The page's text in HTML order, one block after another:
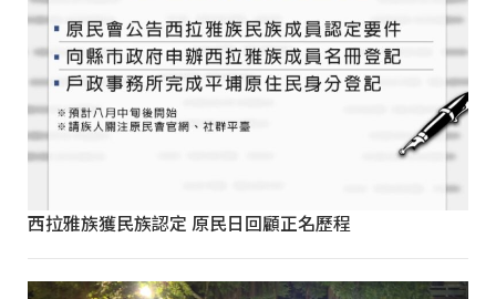
西拉雅族獲民族認定 原民日回顧正名歷程